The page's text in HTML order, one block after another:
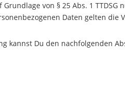
von § 25 Abs. 1 TTDSG
Daten gelten die
kannst Du den nachfolgenden